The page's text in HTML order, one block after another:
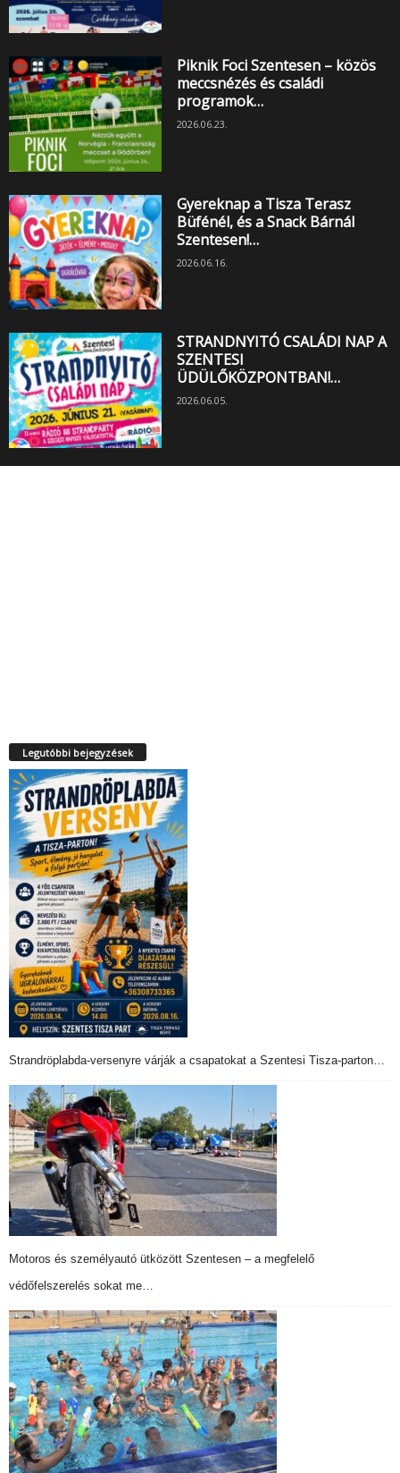
Piknik Foci Szentesen – közös
meccsnézés és családi
programok…
2026.06.23.
Gyereknap a Tisza Terasz
Büfénél, és a Snack Bárnál
Szentesen!…
2026.06.16.
STRANDNYITÓ CSALÁDI NAP A
SZENTESI
ÜDÜLŐKÖZPONTBAN!…
2026.06.05.
Legutóbbi bejegyzések
Strandröplabda-versenyre várják a csapatokat a Szentesi Tisza-parton…
Motoros és személyautó ütközött Szentesen – a megfelelő
védőfelszerelés sokat me…